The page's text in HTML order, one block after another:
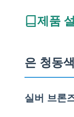
제품
은 청동
실버 브론